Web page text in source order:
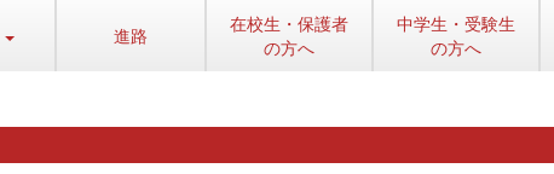
進路
在校生・保護者
の方へ
中学生・受験生
の方へ